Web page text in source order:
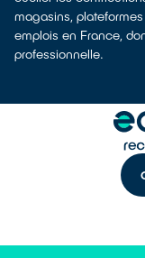
magasins,
emplois en France,
professionnelle.